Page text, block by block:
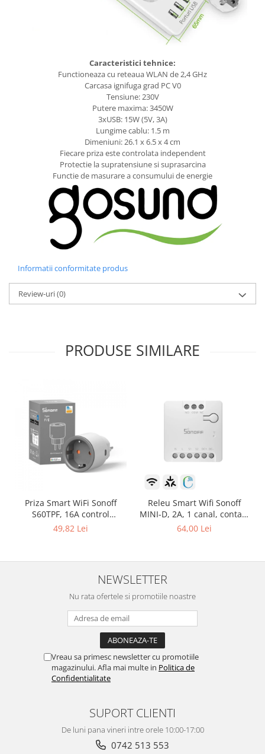
Caracteristici tehnice:
Functioneaza cu reteaua WLAN de 2,4 GHz
Carcasa ignifuga grad PC V0
Tensiune: 230V
Putere maxima: 3450W
3xUSB: 15W (5V, 3A)
Lungime cablu: 1.5 m
Dimeniuni: 26.1 x 6.5 x 4 cm
Fiecare priza este controlata independent
Protectie la supratensiune si suprasarcina
Functie de masurare a consumului de energie
Informatii conformitate produs
Review-uri(0)
PRODUSE SIMILARE
Priza Smart WiFi Sonoff
S60TPF, 16A control
Smartphone
49,82 Lei
Releu Smart Wifi Sonoff
MINI-D, 2A, 1 canal, contact
uscat AC-DC, Matter
64,00 Lei
NEWSLETTER
Nu rata ofertele si promotiile noastre
Vreau sa primesc newsletter cu promotiile
magazinului. Afla mai multe in Politica de
Confidentialitate
SUPORT CLIENTI
De luni pana vineri intre orele 10:00-17:00
0742 513 553